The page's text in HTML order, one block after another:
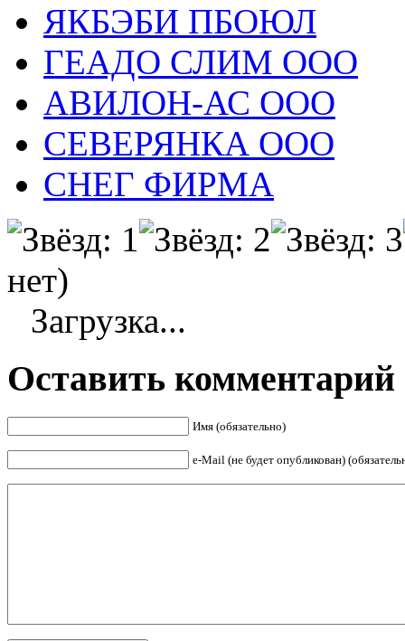
ЯКБЭБИ ПБОЮЛ
ГЕАДО СЛИМ ООО
АВИЛОН-АС ООО
СЕВЕРЯНКА ООО
СНЕГ ФИРМА
нет)
Загрузка...
Оставить комментарий
Имя (обязательно)
е-Mail (не будет опубликован)